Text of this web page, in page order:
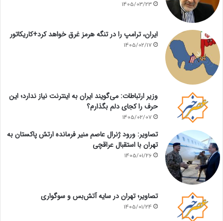
1405/03/23
ایران، ترامپ را در تنگه هرمز غرق خواهد کرد+کاریکاتور
1405/02/17
وزیر ارتباطات: می‌گویند ایران به اینترنت نیاز ندارد؛ این
حرف را کجای دلم بگذارم؟
1405/02/07
تصاویر: ورود ژنرال عاصم منیر فرمانده ارتش پاکستان به
تهران با استقبال عراقچی
1405/01/26
تصاویر؛ تهران در سایه آتش‌بس و سوگواری
1405/01/24